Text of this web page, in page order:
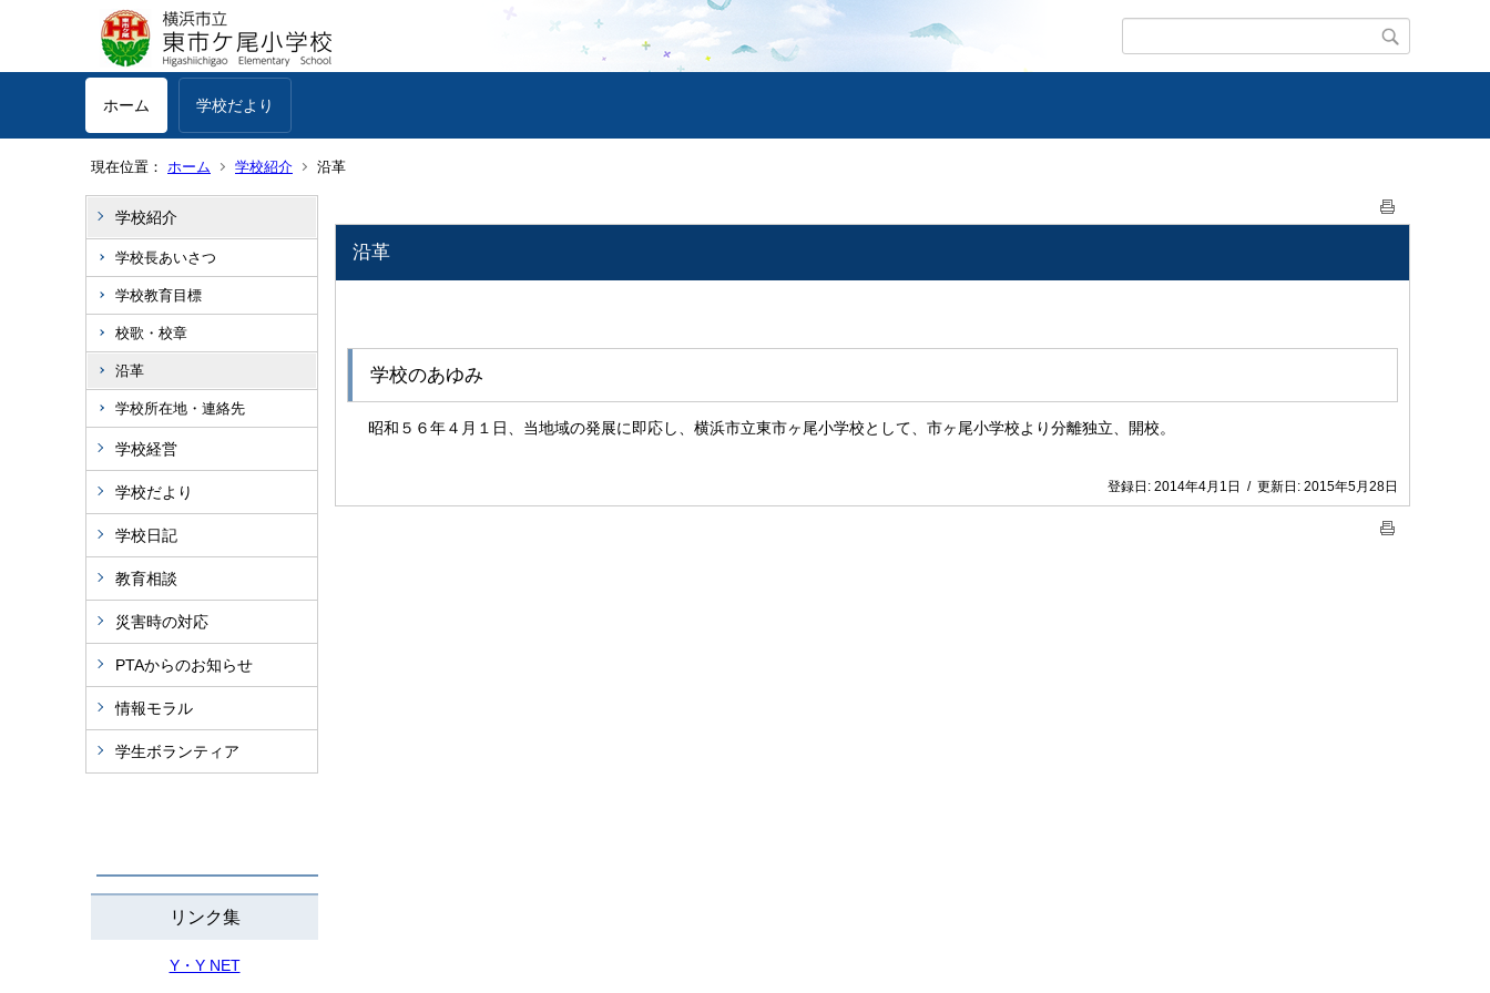
ホーム 学校だより
現在位置： ホーム 学校紹介 沿革
学校紹介
学校長あいさつ
学校教育目標
校歌・校章
沿革
学校所在地・連絡先
学校経営
学校だより
学校日記
教育相談
災害時の対応
PTAからのお知らせ
情報モラル
学生ボランティア
リンク集
Y・Y NET
沿革
学校のあゆみ
昭和５６年４月１日、当地域の発展に即応し、横浜市立東市ヶ尾小学校として、市ヶ尾小学校より分離独立、開校。
登録日: 2014年4月1日 / 更新日: 2015年5月28日